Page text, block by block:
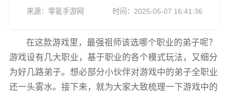
来源：零氪手游网 时间：2025-05-07 16:41:36
在这款游戏里，最强祖师该选哪个职业的弟子呢？
游戏设有几大职业，基于职业的各个模式玩法，又细分
为好几路弟子。想必部分小伙伴对游戏中的弟子全职业
还一头雾水。接下来，就为大家大致梳理一下游戏中的